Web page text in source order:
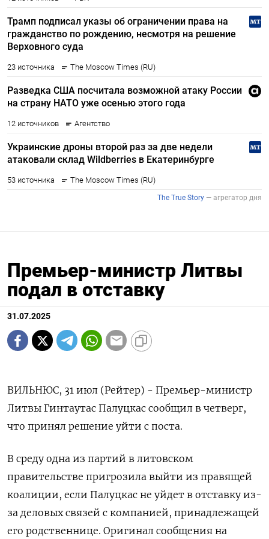
Премьер-министр Литвы
подал в отставку
31.07.2025
ВИЛЬНЮС, 31 июл (Рейтер) - Премьер-министр
Литвы Гинтаутас Палуцкас сообщил в четверг,
что принял решение уйти с поста.
В среду одна из партий в литовском
правительстве пригрозила выйти из правящей
коалиции, если Палуцкас не уйдет в отставку из-
за деловых связей с компанией, принадлежащей
его родственнице. Оригинал сообщения на